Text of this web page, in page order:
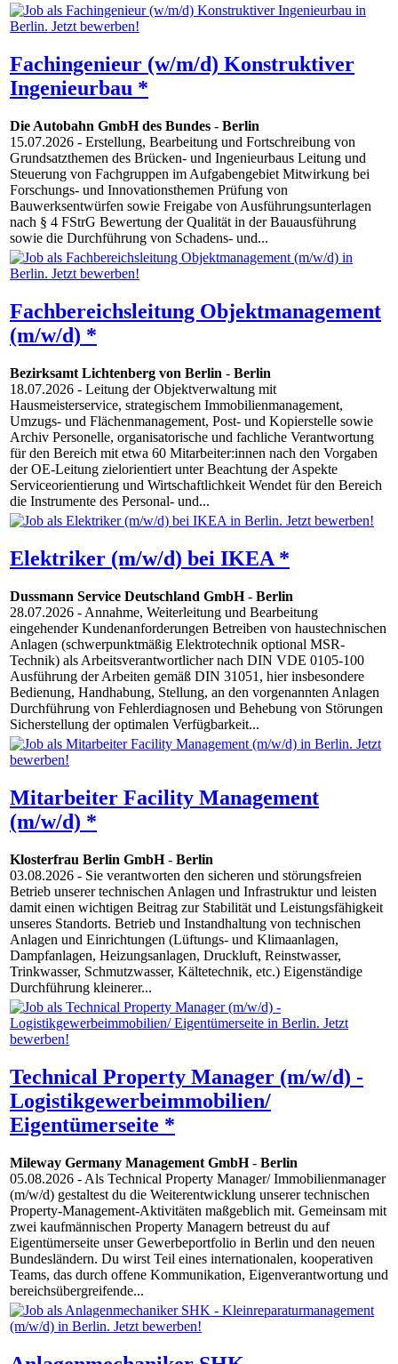
Fachingenieur (w/m/d) Konstruktiver
Ingenieurbau *
Die Autobahn GmbH des Bundes - Berlin
15.07.2026 - Erstellung, Bearbeitung und Fortschreibung von
Grundsatzthemen des Brücken- und Ingenieurbaus Leitung und
Steuerung von Fachgruppen im Aufgabengebiet Mitwirkung bei
Forschungs- und Innovationsthemen Prüfung von
Bauwerksentwürfen sowie Freigabe von Ausführungsunterlagen
nach § 4 FStrG Bewertung der Qualität in der Bauausführung
sowie die Durchführung von Schadens- und...
Fachbereichsleitung Objektmanagement
(m/w/d) *
Bezirksamt Lichtenberg von Berlin - Berlin
18.07.2026 - Leitung der Objektverwaltung mit
Hausmeisterservice, strategischem Immobilienmanagement,
Umzugs- und Flächenmanagement, Post- und Kopierstelle sowie
Archiv Personelle, organisatorische und fachliche Verantwortung
für den Bereich mit etwa 60 Mitarbeiter:innen nach den Vorgaben
der OE-Leitung zielorientiert unter Beachtung der Aspekte
Serviceorientierung und Wirtschaftlichkeit Wendet für den Bereich
die Instrumente des Personal- und...
Elektriker (m/w/d) bei IKEA *
Dussmann Service Deutschland GmbH- Berlin
28.07.2026 - Annahme, Weiterleitung und Bearbeitung
eingehender Kundenanforderungen Betreiben von haustechnischen
Anlagen (schwerpunktmäßig Elektrotechnik optional MSR-
Technik) als Arbeitsverantwortlicher nach DIN VDE 0105-100
Ausführung der Arbeiten gemäß DIN 31051, hier insbesondere
Bedienung, Handhabung, Stellung, an den vorgenannten Anlagen
Durchführung von Fehlerdiagnosen und Behebung von Störungen
Sicherstellung der optimalen Verfügbarkeit...
Mitarbeiter Facility Management
(m/w/d) *
Klosterfrau Berlin GmbH- Berlin
03.08.2026 - Sie verantworten den sicheren und störungsfreien
Betrieb unserer technischen Anlagen und Infrastruktur und leisten
damit einen wichtigen Beitrag zur Stabilität und Leistungsfähigkeit
unseres Standorts. Betrieb und Instandhaltung von technischen
Anlagen und Einrichtungen (Lüftungs- und Klimaanlagen,
Dampfanlagen, Heizungsanlagen, Druckluft, Reinstwasser,
Trinkwasser, Schmutzwasser, Kältetechnik, etc.) Eigenständige
Durchführung kleinerer...
Technical Property Manager (m/w/d) -
Logistikgewerbeimmobilien/
Eigentümerseite *
Mileway Germany Management GmbH- Berlin
05.08.2026 - Als Technical Property Manager/ Immobilienmanager
(m/w/d) gestaltest du die Weiterentwicklung unserer technischen
Property-Management-Aktivitäten maßgeblich mit. Gemeinsam mit
zwei kaufmännischen Property Managern betreust du auf
Eigentümerseite unser Gewerbeportfolio in Berlin und den neuen
Bundesländern. Du wirst Teil eines internationalen, kooperativen
Teams, das durch offene Kommunikation, Eigenverantwortung und
bereichsübergreifende...